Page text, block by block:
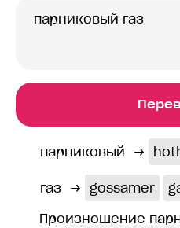
парниковый →
газ → gossamer
Произношение